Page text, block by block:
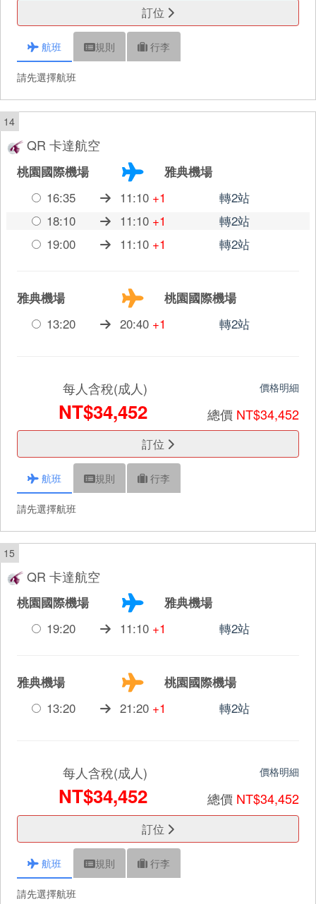
訂位
航班 規則 行李
請先選擇航班
14
QR 卡達航空
桃園國際機場
雅典機場
16:35
11:10 +1
轉2站
18:10
11:10 +1
轉2站
19:00
11:10 +1 轉2站
雅典機場
桃園國際機場
13:20
20:40 +1 轉2站
每人含稅(成人)
NT$34,452
價格明細
總價 NT$34,452
訂位
航班 規則 行李
請先選擇航班
15
QR 卡達航空
桃園國際機場
雅典機場
19:20
11:10 +1 轉2站
雅典機場
桃園國際機場
13:20
21:20 +1 轉2站
每人含稅(成人)
NT$34,452
價格明細
總價 NT$34,452
訂位
航班 規則 行李
請先選擇航班